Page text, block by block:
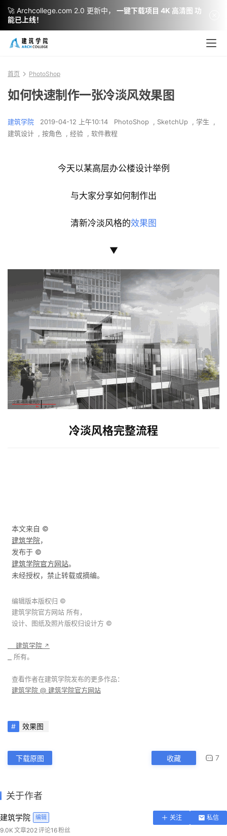
建
筑
室
内
计
城
首页 PhotoShop
如何快速制作一张冷淡风效果图
建筑学院 2019-04-12 上午10:14 PhotoShop , SketchUp , 学生
,
建筑设计 , 按角色 , 经验 , 软件教程
今天以某高层办公楼设计举例
与大家分享如何制作出
清新冷淡风格的效果图
▼
冷淡风格完整流程
建筑学院，
建筑学院官方网站。
建筑学院官方网站 所有，
    建筑学院
↗
所有。
建筑学院 @ 建筑学院官方网站
效果图
下载原图 收藏 7
关于作者
建筑学院 编辑 关注
私信
9.0K 文章202评论16粉丝
🚀 Archcollege.com 2.0 更新中，
一键下载项目 4K 高清图 功
能已上线！